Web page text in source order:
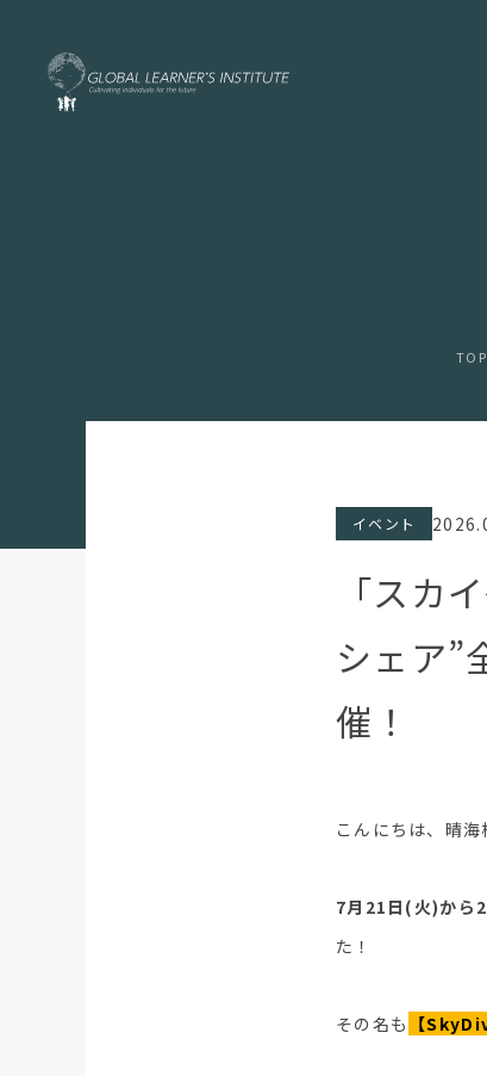
TOP
イベント
「スカ
シェア”
催！
こんにちは、晴海
7月21日(火)から
た！
その名も 【